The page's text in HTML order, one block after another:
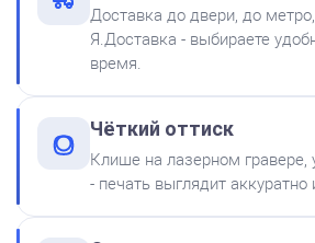
от 600
Заказать
500
Краска на водной
Доставка до двери, до
Я.Доставка - выбираете
время.
Чёткий оттиск
Клише на лазерном гравере,
- печать выглядит аккуратно